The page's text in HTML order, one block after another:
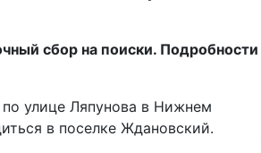
сбор на поиски. Подробности
улице Ляпунова в Нижнем
в поселке Ждановский.